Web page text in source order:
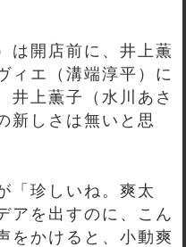
は開店前に、井上薫
ィエ（溝端淳平）に
井上薫子（水川あさ
新しさは無いと思
「珍しいね。爽太
アを出すのに、こん
をかけると、小動爽